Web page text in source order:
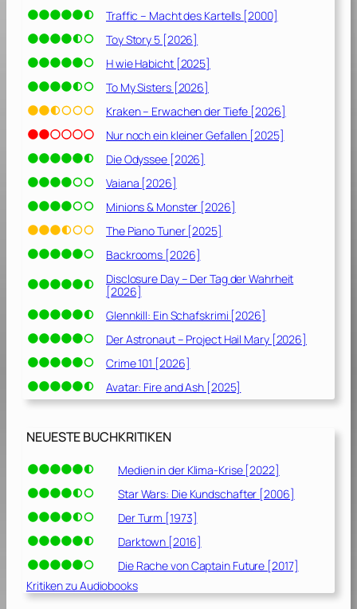
l
[
1
9
8
5
]
Traffic – Macht des Kartells [2000]
Toy Story 5 [2026]
H wie Habicht [2025]
To My Sisters [2026]
Kraken – Erwachen der Tiefe [2026]
Nur noch ein kleiner Gefallen [2025]
Die Odyssee [2026]
Vaiana [2026]
Minions & Monster [2026]
The Piano Tuner [2025]
Backrooms [2026]
Disclosure Day – Der Tag der Wahrheit
[2026]
Glennkill: Ein Schafskrimi [2026]
Der Astronaut – Project Hail Mary [2026]
Crime 101 [2026]
Avatar: Fire and Ash [2025]
NEUESTE BUCHKRITIKEN
Medien in der Klima-Krise [2022]
Star Wars: Die Kundschafter [2006]
Der Turm [1973]
Darktown [2016]
Die Rache von Captain Future [2017]
Kritiken zu Audiobooks